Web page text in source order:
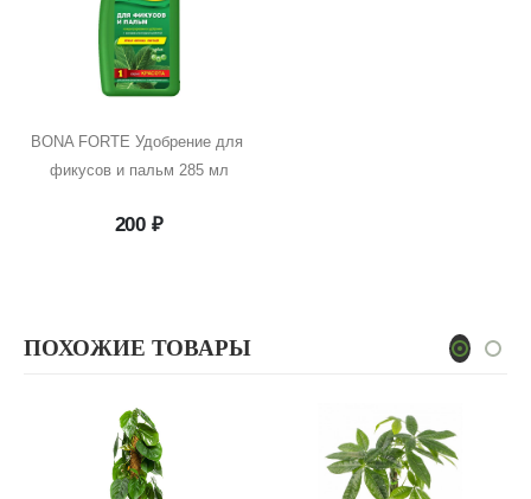
BONA FORTE Удобрение для
фикусов и пальм 285 мл
200 ₽
ПОХОЖИЕ ТОВАРЫ